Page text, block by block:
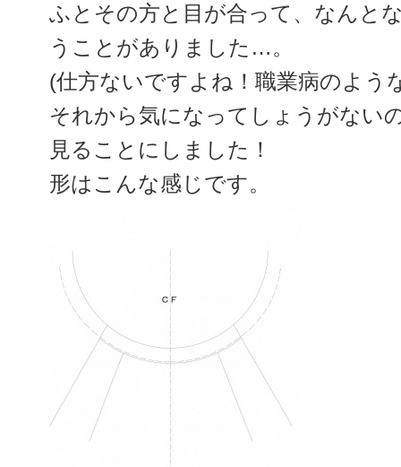
ふとその方と目が合って、なんと
うことがありました…。
(仕方ないですよね！職業病のよ
それから気になってしょうがない
見ることにしました！
形はこんな感じです。